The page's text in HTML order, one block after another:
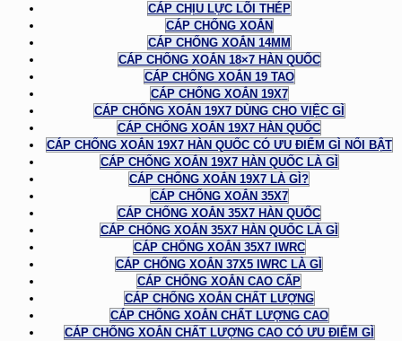
CÁP CHỊU LỰC LÕI THÉP
CÁP CHỐNG XOẮN
CÁP CHỐNG XOẮN 14MM
CÁP CHỐNG XOẮN 18×7 HÀN QUỐC
CÁP CHỐNG XOẮN 19 TAO
CÁP CHỐNG XOẮN 19X7
CÁP CHỐNG XOẮN 19X7 DÙNG CHO VIỆC GÌ
CÁP CHỐNG XOẮN 19X7 HÀN QUỐC
CÁP CHỐNG XOẮN 19X7 HÀN QUỐC CÓ ƯU ĐIỂM GÌ NỔI BẬT
CÁP CHỐNG XOẮN 19X7 HÀN QUỐC LÀ GÌ
CÁP CHỐNG XOẮN 19X7 LÀ GÌ?
CÁP CHỐNG XOẮN 35X7
CÁP CHỐNG XOẮN 35X7 HÀN QUỐC
CÁP CHỐNG XOẮN 35X7 HÀN QUỐC LÀ GÌ
CÁP CHỐNG XOẮN 35X7 IWRC
CÁP CHỐNG XOẮN 37X5 IWRC LÀ GÌ
CÁP CHỐNG XOẮN CAO CẤP
CÁP CHỐNG XOẮN CHẤT LƯỢNG
CÁP CHỐNG XOẮN CHẤT LƯỢNG CAO
CÁP CHỐNG XOẮN CHẤT LƯỢNG CAO CÓ ƯU ĐIỂM GÌ